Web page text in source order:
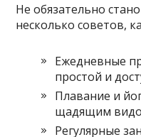
Не обязательно
несколько советов,
Ежедневные
простой и
Плавание и
щадящим
Регулярные